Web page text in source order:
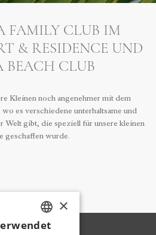
FAMILY CLUB IM
& RESIDENCE UND
BEACH CLUB
Kleinen noch angenehmer mit dem
es verschiedene unterhaltsame und
Welt gibt, die speziell für unsere kleinen
geschaffen wurde.
TURKISH
×